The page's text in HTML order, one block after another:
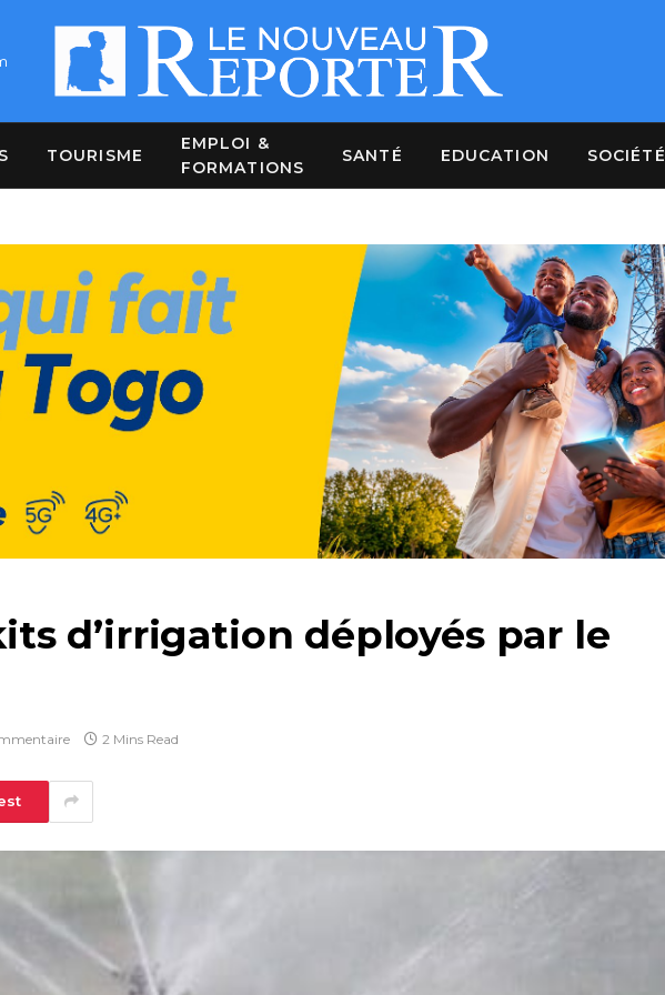
TOURISME
EMPLOI &
FORMATIONS
SANTÉ EDUCATION SOCIÉTÉ
d’irrigation déployés par le
2 Mins Read